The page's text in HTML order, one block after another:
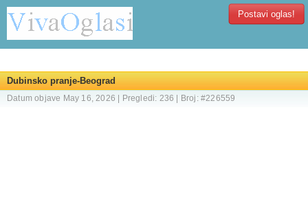
Postavi oglas!
Dubinsko pranje-Beograd
Datum objave May 16, 2026 | Pregledi: 236 | Broj: #226559